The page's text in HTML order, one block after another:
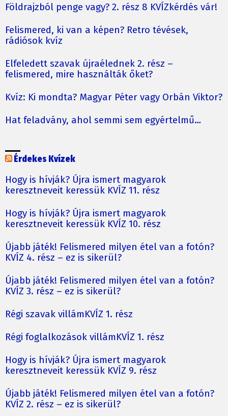
Földrajzból penge vagy? 2. rész 8 KVÍZkérdés vár!
Felismered, ki van a képen? Retro tévések,
rádiósok kvíz
Elfeledett szavak újraélednek 2. rész –
felismered, mire használták őket?
Kvíz: Ki mondta? Magyar Péter vagy Orbán Viktor?
Hat feladvány, ahol semmi sem egyértelmű…
Érdekes Kvízek
Hogy is hívják? Újra ismert magyarok
keresztneveit keressük KVÍZ 11. rész
Hogy is hívják? Újra ismert magyarok
keresztneveit keressük KVÍZ 10. rész
Újabb játék! Felismered milyen étel van a fotón?
KVÍZ 4. rész – ez is sikerül?
Újabb játék! Felismered milyen étel van a fotón?
KVÍZ 3. rész – ez is sikerül?
Régi szavak villámKVÍZ 1. rész
Régi foglalkozások villámKVÍZ 1. rész
Hogy is hívják? Újra ismert magyarok
keresztneveit keressük KVÍZ 9. rész
Újabb játék! Felismered milyen étel van a fotón?
KVÍZ 2. rész – ez is sikerül?